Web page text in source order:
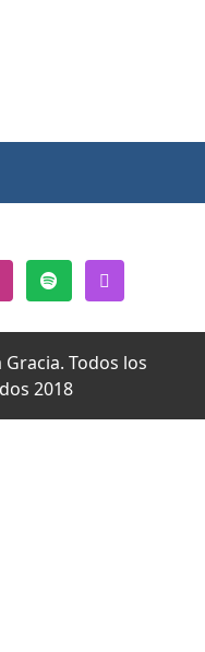
Todos los
2018